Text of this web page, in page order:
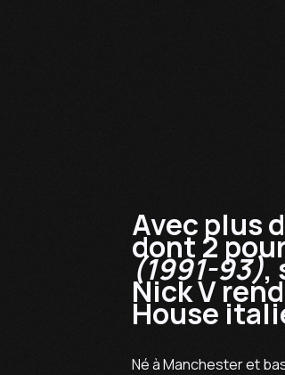
Avec plus
dont 2
(1991-93),
Nick V
House
Né à Manchester et